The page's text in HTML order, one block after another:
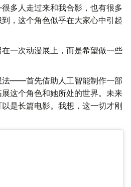
多人走过来和我合影，也有很多
，这个角色似乎在大家心中引起
一次动漫展上，而是希望做一些
法——首先借助人工智能制作一部
这个角色和她所处的世界。未来
是长篇电影。我想，这一切才刚